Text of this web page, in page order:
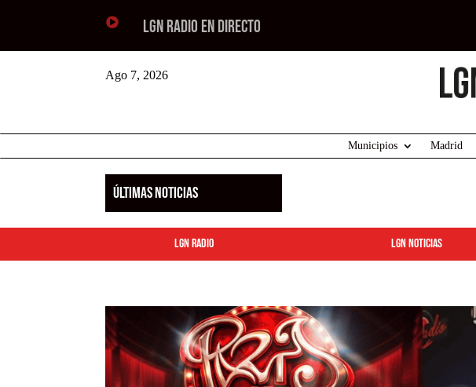
 LGN RADIO EN DIRECTO
Ago 7, 2026
Municipios Madrid
ÚLTIMAS NOTICIAS
LGN Radio LGN Noticias